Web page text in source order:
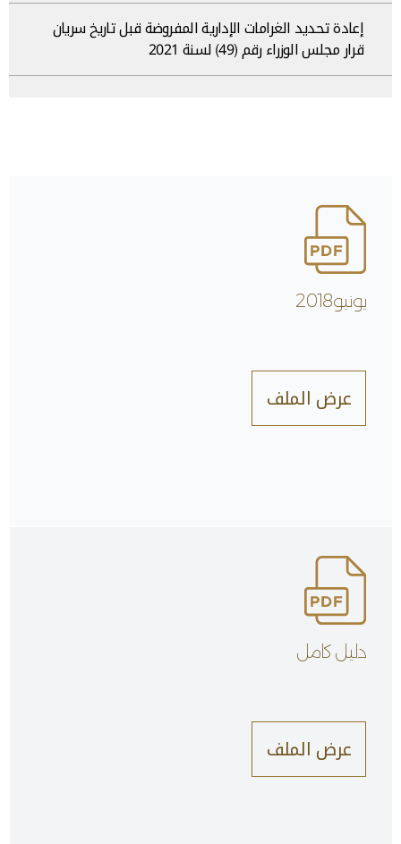
إعادة تحديد الغرامات الإدارية المفروضة قبل تاريخ سريان
قرار مجلس الوزراء رقم (49) لسنة 2021
يونيو2018
عرض الملف
دليل كامل
عرض الملف